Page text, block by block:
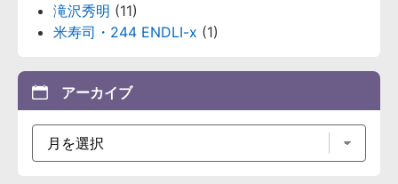
滝沢秀明 (11)
米寿司・244 ENDLI-x (1)
アーカイブ